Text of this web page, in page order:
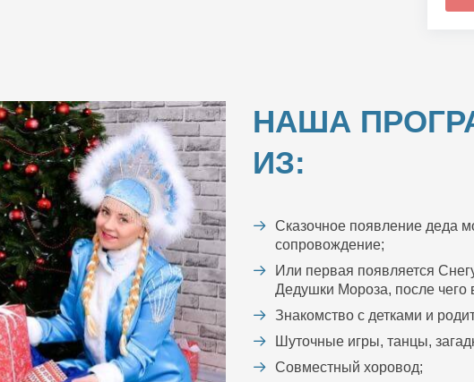
НАША
ИЗ:
Сказочное появление деда
сопровождение;
Или первая появляется
Дедушки Мороза, после чего
Знакомство с детками и
Шуточные игры, танцы,
Совместный хоровод;